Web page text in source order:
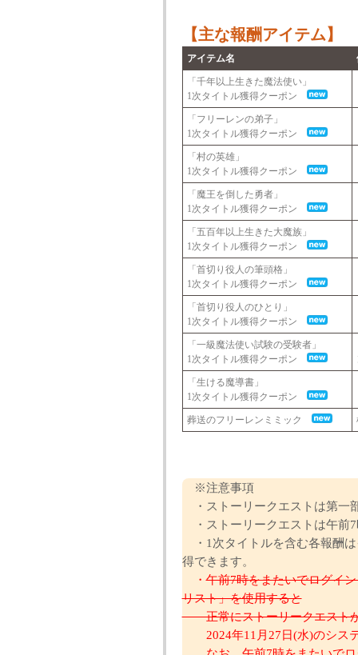
【主な報酬アイテム】
アイテム名
「千年以上生きた魔法使い」
1次タイトル獲得クーポン
「フリーレンの弟子」
1次タイトル獲得クーポン
「村の英雄」
1次タイトル獲得クーポン
「魔王を倒した勇者」
1次タイトル獲得クーポン
「五百年以上生きた大魔族」
1次タイトル獲得クーポン
「首切り役人の筆頭格」
1次タイトル獲得クーポン
「首切り役人のひとり」
1次タイトル獲得クーポン
「一級魔法使い試験の受験者」
1次タイトル獲得クーポン
「生ける魔導書」
1次タイトル獲得クーポン
葬送のフリーレンミミック
※注意事項
・ストーリークエストは第一
・ストーリークエストは午前
・1次タイトルを含む各報酬
得できます。
・午前7時をまたいでログイ
リスト」を使用すると
正常にストーリークエストが
2024年11月27日(水)のシステ